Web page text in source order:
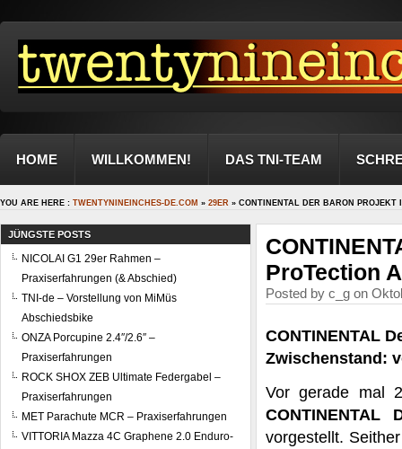
HOME WILLKOMMEN! DAS TNI-TEAM
YOU ARE HERE : TWENTYNINEINCHES-DE.COM » 29ER » CONTINENTAL DER BARON PROJEKT
JÜNGSTE POSTS
NICOLAI G1 29er Rahmen –
Praxiserfahrungen (& Abschied)
TNI-de – Vorstellung von MiMüs
Abschiedsbike
ONZA Porcupine 2.4″/2.6″ –
Praxiserfahrungen
ROCK SHOX ZEB Ultimate Federgabel –
Praxiserfahrungen
MET Parachute MCR – Praxiserfahrungen
VITTORIA Mazza 4C Graphene 2.0 Enduro-
ProTection
Posted by c_g on
CONTINENTAL
Zwischenstand:
Vor gerade mal
vorgestellt.